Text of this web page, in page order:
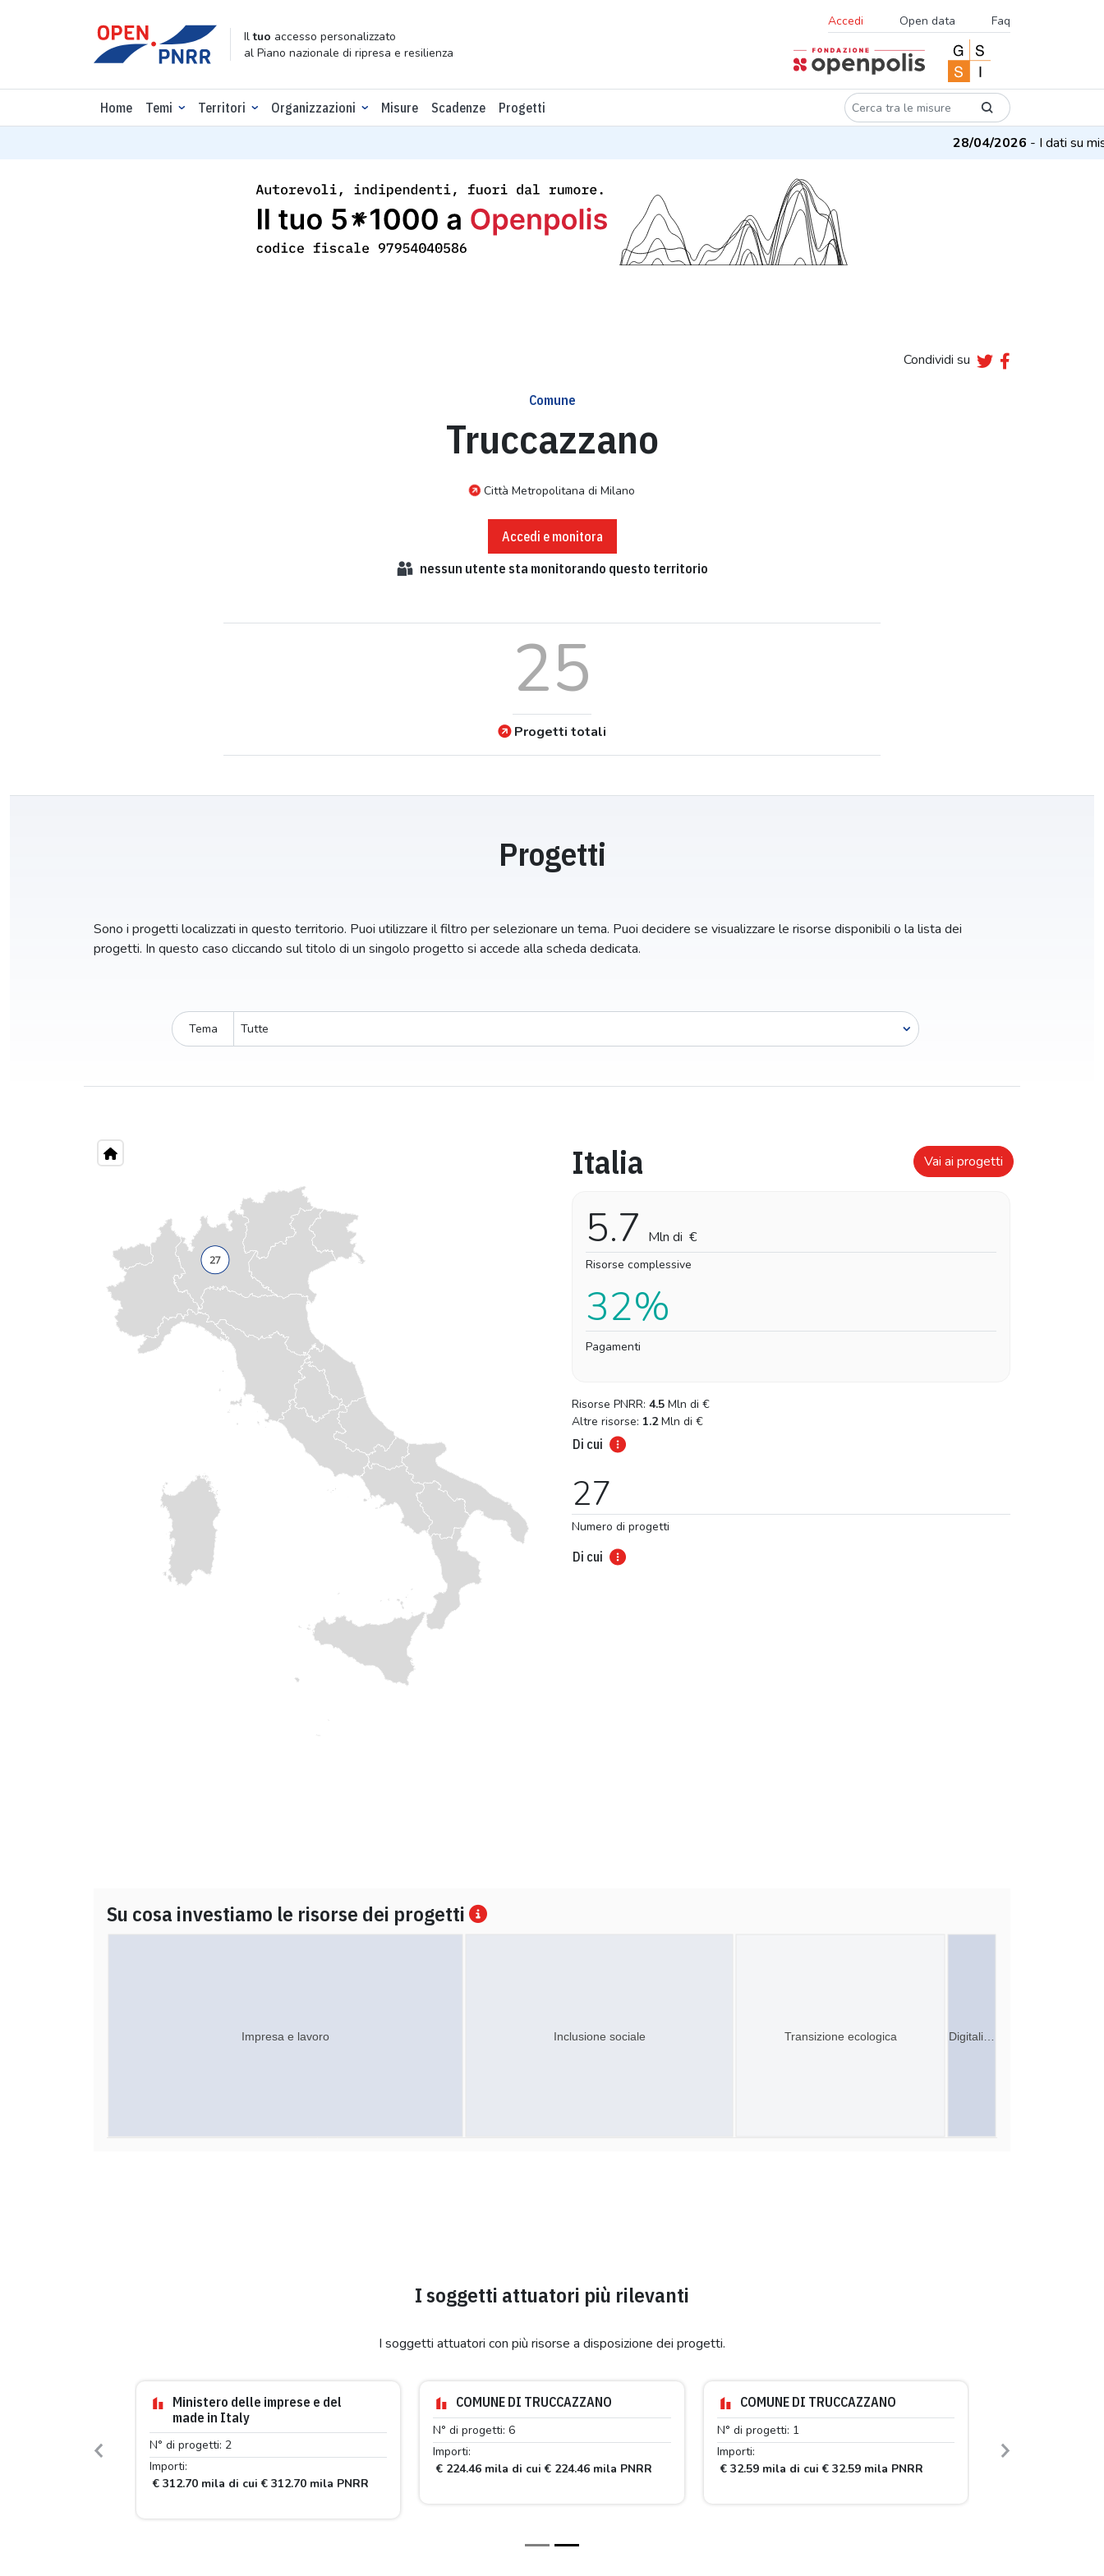
Iltuo accesso personalizzato
al Piano nazionale di ripresa e resilienza
Accedi Open data Faq
Home Temi Territori Organizzazioni Misure Scadenze Progetti
28/04/2026- I dati su
Condividi su
Comune
Truccazzano
Città Metropolitana di Milano
Accedi e monitora
nessun utente sta monitorando questo territorio
25
Progetti totali
Progetti
Sono i progetti localizzati in questo territorio. Puoi utilizzare il filtro per selezionare un tema. Puoi decidere se visualizzare le risorse disponibili o la lista dei
progetti. In questo caso cliccando sul titolo di un singolo progetto si accede alla scheda dedicata.
Tema
Complessivo
Italia Vai ai progetti
5.7 Mln di €
Risorse complessive
32%
Pagamenti
Risorse PNRR: 4.5 Mln di €
Altre risorse: 1.2 Mln di €
Di cui
27
Numero di progetti
Di cui
Su cosa investiamo le risorse dei progetti
Digitali…
Impresa e lavoro Inclusione sociale Transizione ecologica
I soggetti attuatori più rilevanti
I soggetti attuatori con più risorse a disposizione dei progetti.
Ministero delle imprese e del
made in Italy
N° di progetti: 2
Importi:
€ 312.70 mila di cui € 312.70 mila PNRR
COMUNE DI TRUCCAZZANO
N° di progetti: 6
Importi:
€ 224.46 mila di cui € 224.46 mila PNRR
COMUNE DI TRUCCAZZANO
N° di progetti: 1
Importi:
€ 32.59 mila di cui € 32.59 mila PNRR
Previous Next